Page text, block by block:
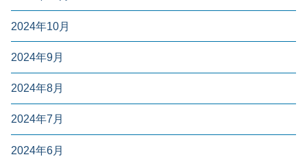
2024年10月
2024年9月
2024年8月
2024年7月
2024年6月